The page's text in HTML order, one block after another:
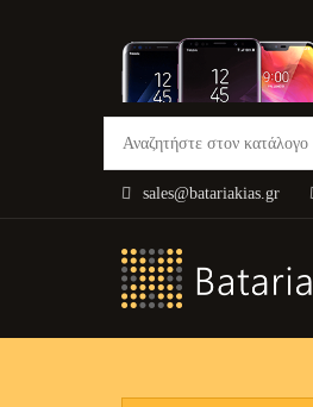
sales@batariakias.gr